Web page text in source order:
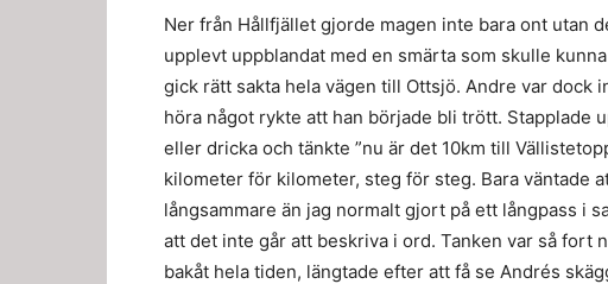
Ner från Hållfjället gjorde magen inte bara ont utan
upplevt uppblandat med en smärta som skulle
gick rätt sakta hela vägen till Ottsjö. Andre var dock
höra något rykte att han började bli trött. Stapplade
eller dricka och tänkte ”nu är det 10km till
kilometer för kilometer, steg för steg. Bara väntade
långsammare än jag normalt gjort på ett långpass i
att det inte går att beskriva i ord. Tanken var så fort
bakåt hela tiden, längtade efter att få se Andrés